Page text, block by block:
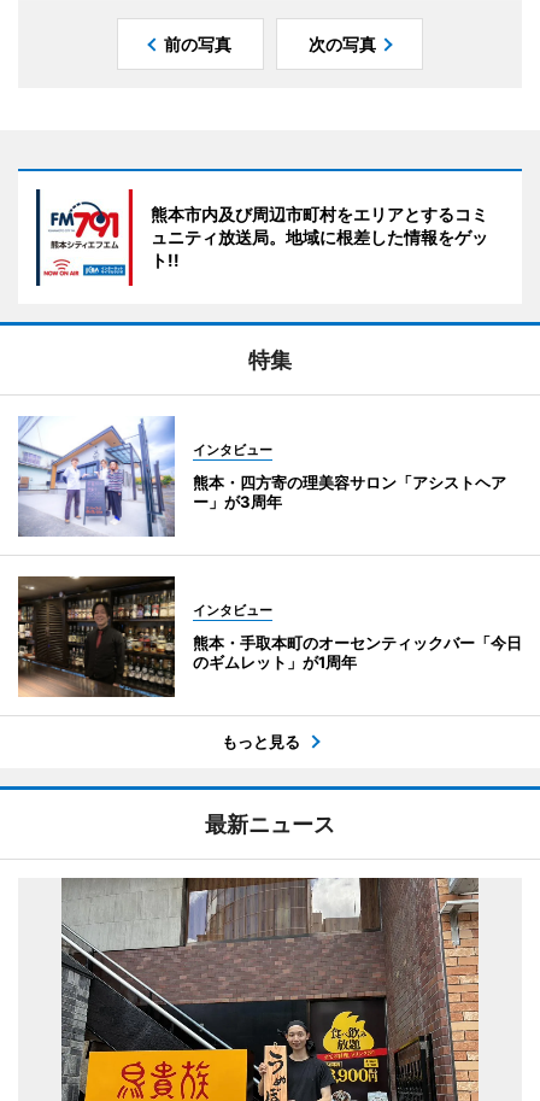
前の写真 次の写真
熊本市内及び周辺市町村をエリアとするコミ
ュニティ放送局。地域に根差した情報をゲッ
ト!!
特集
インタビュー
熊本・四方寄の理美容サロン「アシストヘア
ー」が3周年
インタビュー
熊本・手取本町のオーセンティックバー「今日
のギムレット」が1周年
もっと見る
最新ニュース